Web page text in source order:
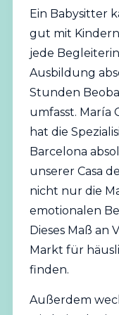
Ein Babysitter
gut mit
jede
Ausbildung
Stunden
umfasst. María
hat die
Barcelona
unserer Casa
nicht nur die
emotionalen
Dieses Maß an
Markt für
finden.
Außerdem